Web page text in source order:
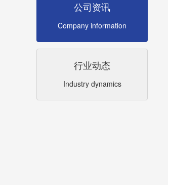
公司资讯
Company information
行业动态
Industry dynamics